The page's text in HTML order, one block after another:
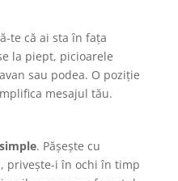
te că ai sta în fața
la piept, picioarele
sau podea. O poziție
mesajul tău.
. Pășește cu
privește-i în ochi în timp